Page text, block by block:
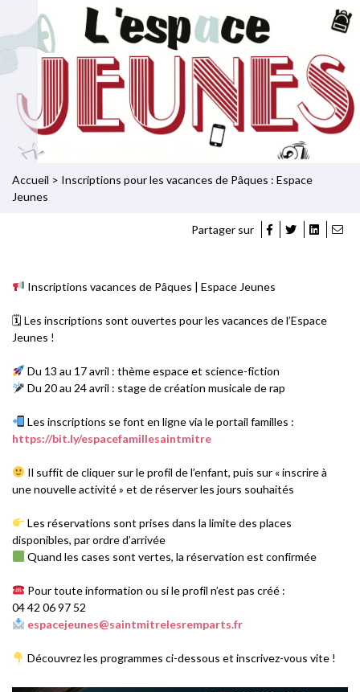
Accueil > Inscriptions pour les vacances de Pâques : Espace
Jeunes
Partager sur
Inscriptions vacances de Pâques | Espace Jeunes
🗓 Les inscriptions sont ouvertes pour les vacances de l’Espace
Jeunes !
Du 13 au 17 avril : thème espace et science-fiction
Du 20 au 24 avril : stage de création musicale de rap
Les inscriptions se font en ligne via le portail familles :
https://bit.ly/espacefamillesaintmitre
Il suffit de cliquer sur le profil de l’enfant, puis sur « inscrire à
une nouvelle activité » et de réserver les jours souhaités
Les réservations sont prises dans la limite des places
disponibles, par ordre d’arrivée
Quand les cases sont vertes, la réservation est confirmée
Pour toute information ou si le profil n’est pas créé :
04 42 06 97 52
espacejeunes@saintmitrelesremparts.fr
Découvrez les programmes ci-dessous et inscrivez-vous vite !